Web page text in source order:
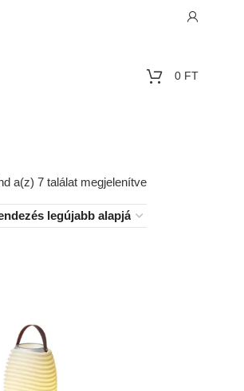
0 FT
a(z) 7 találat megjelenítve